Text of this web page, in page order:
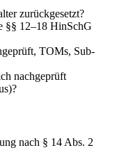
zurückgesetzt?
§§ 12–18 HinSchG
TOMs, Sub-
nachgeprüft
nach § 14 Abs. 2